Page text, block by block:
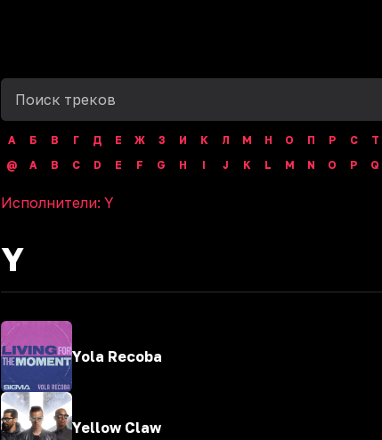
А Б В Г Д Е Ж З И К Л М Н О П Р С Т
@
A B C D E F G H I J K L M N O P Q
Исполнители: Y
Y
Yola Recoba
Yellow Claw